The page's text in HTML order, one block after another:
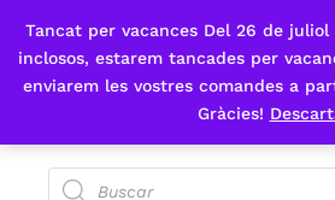
Tancat per vacances Del 26 de juliol
inclosos, estarem tancades per
enviarem les vostres comandes a
Gràcies!
Fes-te'n sòcia